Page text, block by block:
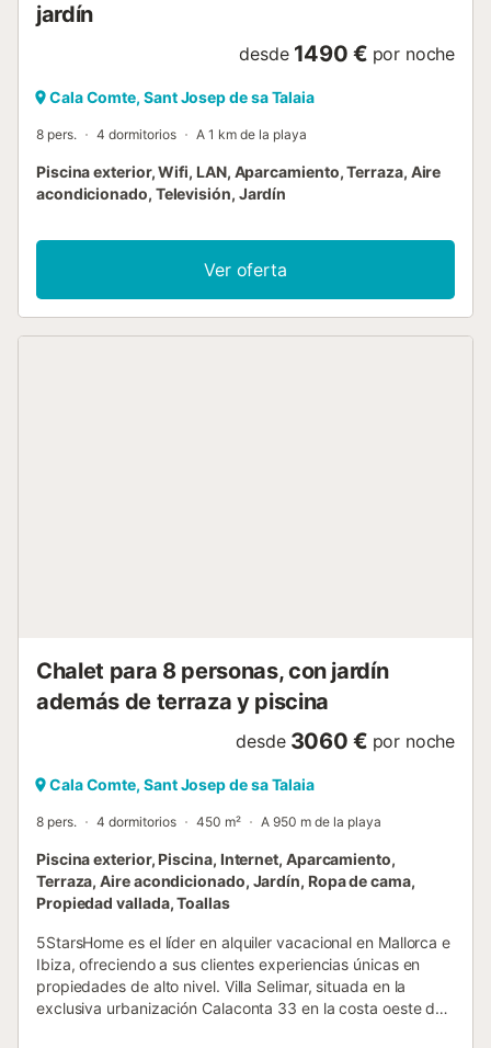
jardín
desde 1490 € por noche
Cala Comte, Sant Josep de sa Talaia
8 pers. 4 dormitorios A 1 km de la playa
Piscina exterior, Wifi, LAN, Aparcamiento, Terraza, Aire
acondicionado, Televisión, Jardín
Ver oferta
Chalet para 8 personas, con jardín
además de terraza y piscina
desde 3060 € por noche
Cala Comte, Sant Josep de sa Talaia
8 pers. 4 dormitorios 450 m² A 950 m de la playa
Piscina exterior, Piscina, Internet, Aparcamiento,
Terraza, Aire acondicionado, Jardín, Ropa de cama,
Propiedad vallada, Toallas
5StarsHome es el líder en alquiler vacacional en Mallorca e
Ibiza, ofreciendo a sus clientes experiencias únicas en
propiedades de alto nivel. Villa Selimar, situada en la
exclusiva urbanización Calaconta 33 en la costa oeste de